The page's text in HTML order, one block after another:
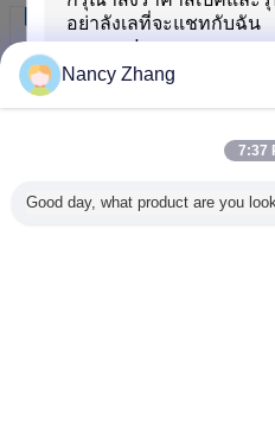
เครื่องติดตามโลหะ
พืชพืชพืชพืชพืชพืชพื
ค้นหาโลหะได้ง่าย
Nancy Zhang
7:37
Good day, what product are you